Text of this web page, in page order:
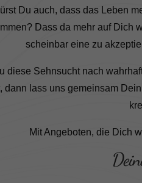
Du auch, dass das Leben
Dass da mehr auf Dich
scheinbar eine zu
diese Sehnsucht nach
dann lass uns gemeinsam
Mit Angeboten, die Dich